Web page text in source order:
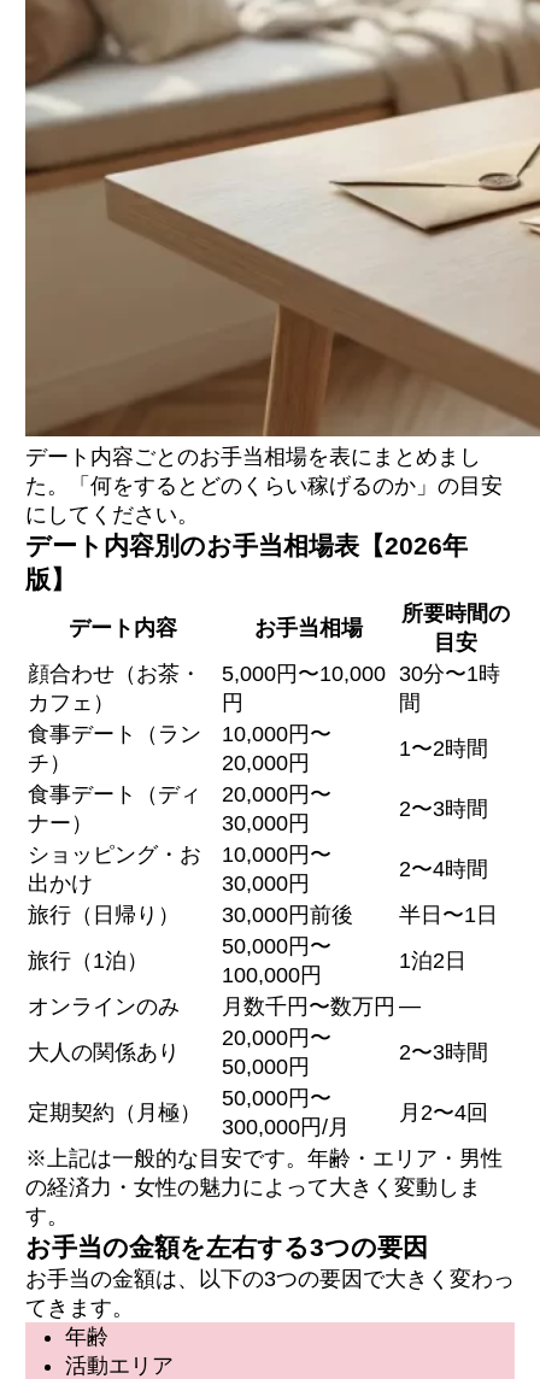
デート内容ごとのお手当相場を表にまとめまし
た。「何をするとどのくらい稼げるのか」の目安
にしてください。
デート内容別のお手当相場表【2026年
版】
デート内容 お手当相場
所要時間の
目安
顔合わせ（お茶・
カフェ）
5,000円〜10,000
円
30分〜1時
間
食事デート（ラン
チ）
10,000円〜
20,000円
1〜2時間
食事デート（ディ
ナー）
20,000円〜
30,000円
2〜3時間
ショッピング・お
出かけ
10,000円〜
30,000円
2〜4時間
旅行（日帰り）
30,000円前後
半日〜1日
旅行（1泊）
50,000円〜
100,000円
1泊2日
オンラインのみ
月数千円〜数万円 —
大人の関係あり
20,000円〜
50,000円
2〜3時間
定期契約（月極）
50,000円〜
300,000円/月
月2〜4回
※上記は一般的な目安です。年齢・エリア・男性
の経済力・女性の魅力によって大きく変動しま
す。
お手当の金額を左右する3つの要因
お手当の金額は、以下の3つの要因で大きく変わっ
てきます。
年齢
活動エリア